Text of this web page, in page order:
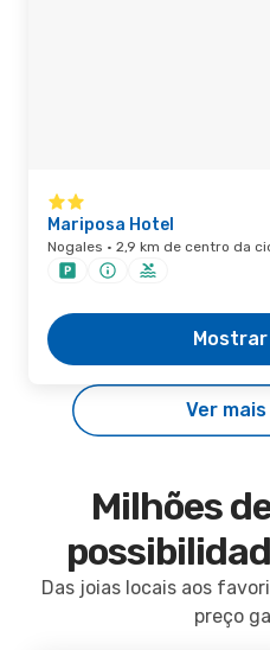
Mariposa Hotel
Nogales · 2,9 km de centro da
Ver
Milhões
Das joias locais aos
preço